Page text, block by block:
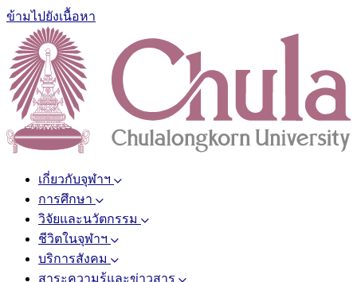
ข้ามไปยังเนื้อหา
เกี่ยวกับจุฬาฯ
การศึกษา
วิจัยและนวัตกรรม
ชีวิตในจุฬาฯ
บริการสังคม
สาระความรู้และข่าวสาร